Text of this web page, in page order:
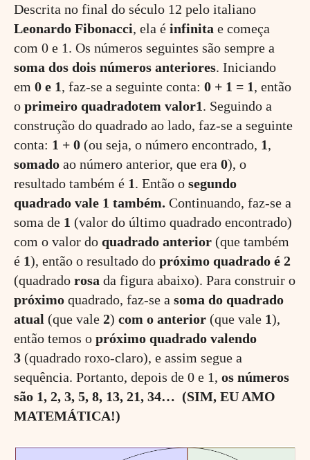
Descrita no final do século 12 pelo italiano
Leonardo Fibonacci, ela é infinita e começa
com 0 e 1. Os números seguintes são sempre a
soma dos dois números anteriores. Iniciando
em 0 e 1, faz-se a seguinte conta: 0 + 1 = 1, então
o primeiro quadradotem valor1. Seguindo a
construção do quadrado ao lado, faz-se a seguinte
conta: 1 + 0 (ou seja, o número encontrado, 1,
somado ao número anterior, que era 0), o
resultado também é 1. Então o segundo
quadrado vale 1 também. Continuando, faz-se a
soma de 1 (valor do último quadrado encontrado)
com o valor do quadrado anterior (que também
é 1), então o resultado do próximo quadrado é 2
(quadrado rosa da figura abaixo). Para construir o
próximo quadrado, faz-se a soma do quadrado
atual (que vale 2) com o anterior (que vale 1),
então temos o próximo quadrado valendo
3 (quadrado roxo-claro), e assim segue a
sequência. Portanto, depois de 0 e 1, os números
são 1, 2, 3, 5, 8, 13, 21, 34… (SIM, EU AMO
MATEMÁTICA!)